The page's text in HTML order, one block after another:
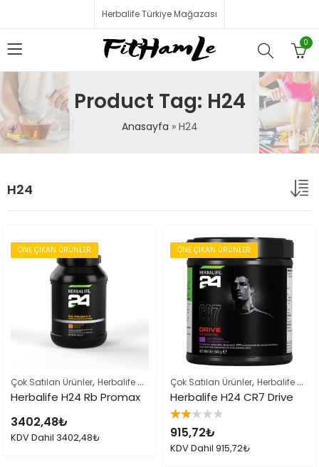
Herbalife Türkiye Mağazası
0
Product Tag: H24
Anasayfa » H24
H24
ÖNE ÇIKAN ÜRÜNLER
Çok Satılan Ürünler, Herbalife Sporcu Ürünleri ,Herbalife Ürün Listesi
Herbalife H24 Rb Promax
3402,48₺
KDV Dahil 3402,48₺
ÖNE ÇIKAN ÜRÜNLER
Çok Satılan Ürünler, Herbalife Sporcu Ürünleri
Herbalife H24 CR7 Drive
5
üzerinden
2.00
oy
915,72₺
KDV Dahil 915,72₺